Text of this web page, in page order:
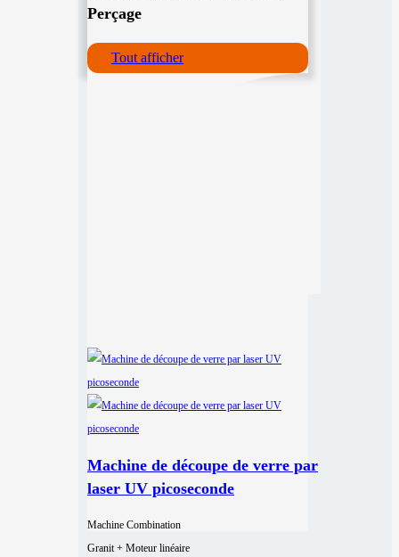
Perçage
Tout afficher
Machine de découpe de verre par
laser UV picoseconde
Machine Combination
Granit + Moteur linéaire